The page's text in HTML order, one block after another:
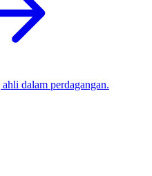
dalam perdagangan.